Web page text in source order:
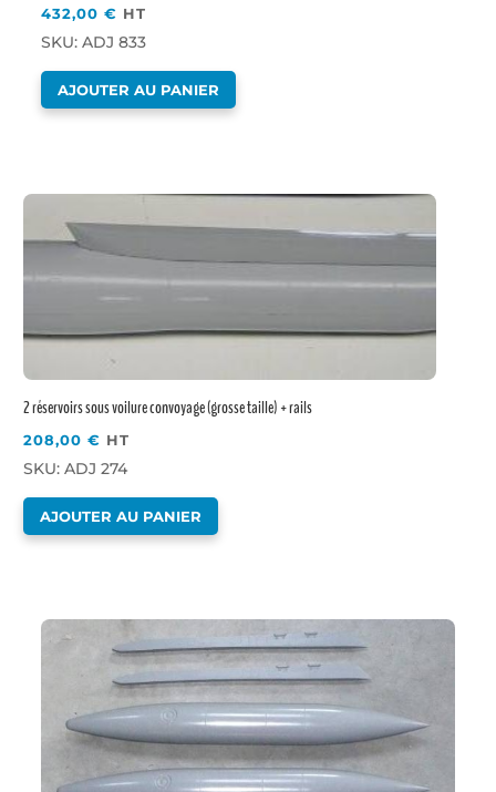
432,00€ HT
SKU: ADJ 833
AJOUTER AU PANIER
2 réservoirs sous voilure convoyage (grosse taille) + rails
208,00€ HT
SKU: ADJ 274
AJOUTER AU PANIER